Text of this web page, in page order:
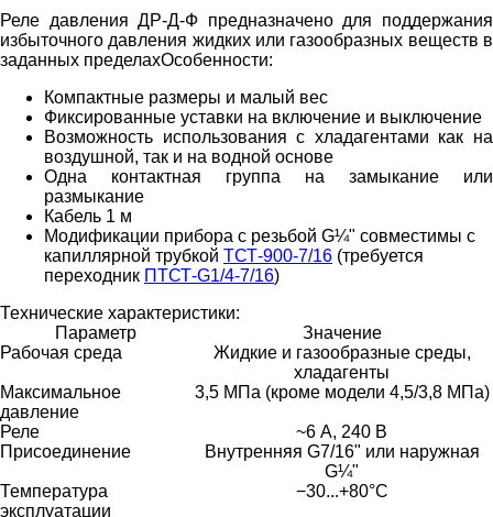
Реле давления ДР-Д-Ф предназначено для поддержания
избыточного давления жидких или газообразных веществ в
заданных пределахОсобенности:
Компактные размеры и малый вес
Фиксированные уставки на включение и выключение
Возможность использования с хладагентами как на
воздушной, так и на водной основе
Одна контактная группа на замыкание или
размыкание
Кабель 1 м
Модификации прибора с резьбой G¼" совместимы с
капиллярной трубкой ТСТ-900-7/16 (требуется
переходник ПТСТ-G1/4-7/16)
Технические характеристики:
Параметр
Значение
Рабочая среда
Жидкие и газообразные среды,
хладагенты
Максимальное
давление
3,5 МПа (кроме модели 4,5/3,8 МПа)
Реле
~6 А, 240 В
Присоединение
Внутренняя G7/16" или наружная
G¼"
Температура
эксплуатации
−30...+80°С